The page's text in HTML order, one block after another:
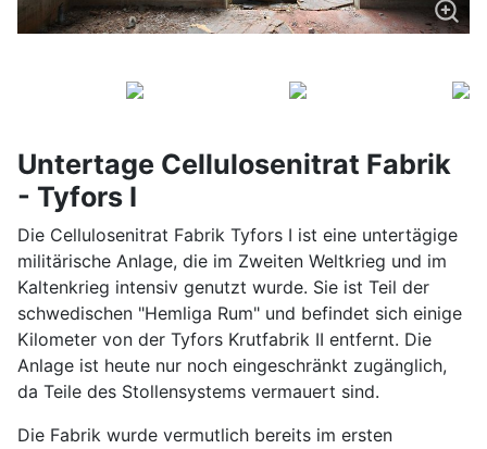
Untertage Cellulosenitrat Fabrik
- Tyfors I
Die Cellulosenitrat Fabrik Tyfors I ist eine untertägige
militärische Anlage, die im Zweiten Weltkrieg und im
Kaltenkrieg intensiv genutzt wurde. Sie ist Teil der
schwedischen "Hemliga Rum" und befindet sich einige
Kilometer von der Tyfors Krutfabrik II entfernt. Die
Anlage ist heute nur noch eingeschränkt zugänglich,
da Teile des Stollensystems vermauert sind.
Die Fabrik wurde vermutlich bereits im ersten